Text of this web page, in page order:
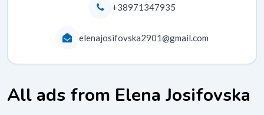
+38971347935
elenajosifovska2901@gmail.com
All ads from Elena Josifovska